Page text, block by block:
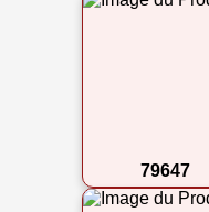
79647